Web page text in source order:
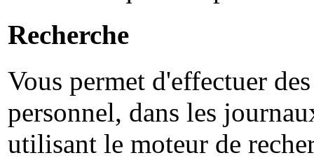
Recherche
Vous permet d'effectuer
personnel, dans les
utilisant le moteur de